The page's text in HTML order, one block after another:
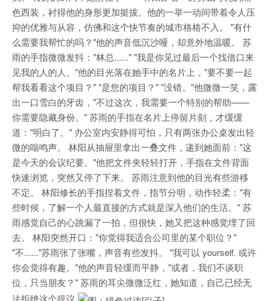
色西装，衬得他的身形更加挺拔。他的一举一动间带着令人压
抑的优雅与从容，仿佛和这个快节奏的城市格格不入。 "有什
么需要我帮忙的吗？"他的声音低沉沙哑，却意外地温暖。 苏
雨的手指微微发抖："林总......" "我是你见过最后一个找借口来
见我的人的人。"他的目光落在她手中的名片上，"要不要一起
帮我看看这个项目？" "是您的项目？" "没错。"他微微一笑，露
出一口雪白的牙齿，"不过这次，我需要一个特别的帮助——
你需要隐藏身份。" 苏雨的手指在名片上停留片刻，才缓缓
道："明白了。" 办公室内安静得可怕，只有两张办公桌发出轻
微的嗡鸣声。 林阳从抽屉里拿出一叠文件，递到她面前："这
是今天的会议纪要。"他把文件夹轻轻打开，手指在文件背面
快速浏览，突然又停了下来。 苏雨注意到他的目光有些游移
不定。 林阳修长的手指捏着文件，指节分明，动作轻柔："有
些时候，了解一个人最直接的方式就是深入他们的生活。" 苏
雨感觉自己的心跳漏了一拍，但很快，她又把这种感觉埋了回
去。 林阳突然开口："你觉得我适合公司里的某个职位？"
"不......"苏雨张了张嘴，声音有些发抖。 "我可以 yourself. 或许
你会觉得有趣。"他的声音轻缓而平静，"或者，我们不谈职
位，只当朋友？" 苏雨的耳尖微微泛红，她知道，自己已经无